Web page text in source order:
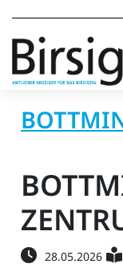
E-
Paper28.05.2026